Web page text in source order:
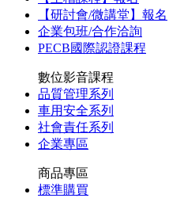
【研討會/微講堂】報名
企業包班/合作洽詢
PECB國際認證課程
數位影音課程
品質管理系列
車用安全系列
社會責任系列
企業專區
商品專區
標準購買